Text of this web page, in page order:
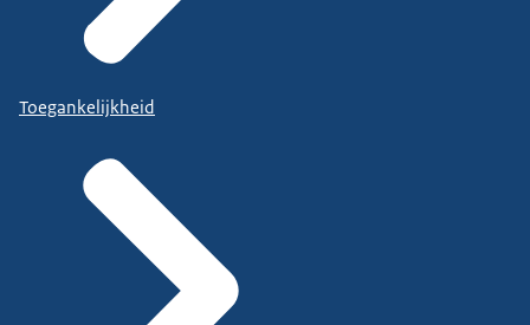
Toegankelijkheid